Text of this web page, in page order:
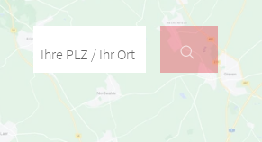
Ihre PLZ / Ihr Ort